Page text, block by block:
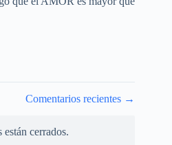
Comentarios recientes →
cerrados.